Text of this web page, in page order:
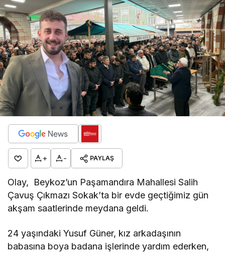
+ - PAYLAŞ
Olay,
Beykoz’un Paşamandıra Mahallesi Salih
Çavuş Çıkmazı Sokak’ta bir evde geçtiğimiz gün
akşam saatlerinde meydana geldi.
24 yaşındaki Yusuf Güner, kız arkadaşının
babasına boya badana işlerinde yardım ederken,